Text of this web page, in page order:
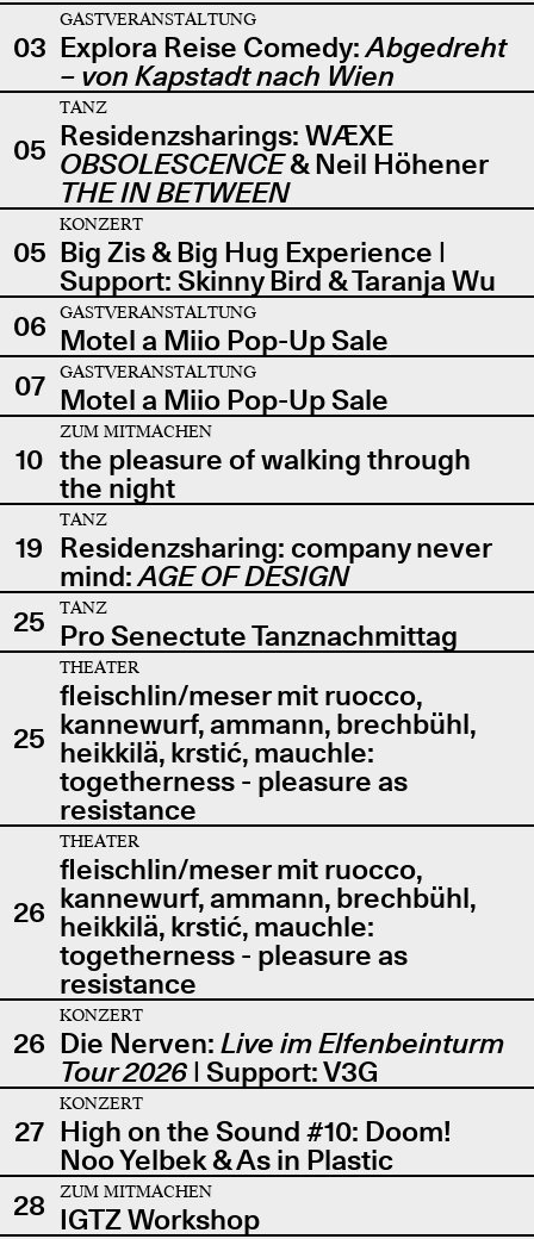
03
GASTVERANSTALTUNG
Explora Reise Comedy:Abgedreht
– von Kapstadt nach Wien
05
TANZ
Residenzsharings: WÆXE
OBSOLESCENCE& Neil Höhener
THE IN BETWEEN
05
KONZERT
Big Zis & Big Hug Experience |
Support: Skinny Bird & Taranja Wu
06
GASTVERANSTALTUNG
Motel a Miio Pop-Up Sale
07
GASTVERANSTALTUNG
Motel a Miio Pop-Up Sale
10
ZUM MITMACHEN
the pleasure of walking through
the night
19
TANZ
Residenzsharing: company never
mind:AGE OF DESIGN
25
TANZ
Pro Senectute Tanznachmittag
25
THEATER
fleischlin/meser mit ruocco,
kannewurf, ammann, brechbühl,
heikkilä, krstić, mauchle:
togetherness - pleasure as
resistance
26
THEATER
fleischlin/meser mit ruocco,
kannewurf, ammann, brechbühl,
heikkilä, krstić, mauchle:
togetherness - pleasure as
resistance
26
KONZERT
Die Nerven: Live im Elfenbeinturm
Tour 2026| Support: V3G
27
KONZERT
High on the Sound #10: Doom!
Noo Yelbek & As in Plastic
28
ZUM MITMACHEN
IGTZ Workshop